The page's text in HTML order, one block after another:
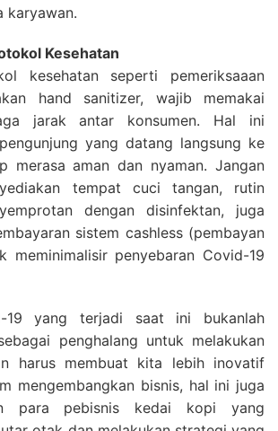
karyawan.
Kesehatan
kesehatan seperti pemeriksaaan
hand sanitizer, wajib memakai
jarak antar konsumen. Hal ini
yang datang langsung ke
merasa aman dan nyaman. Jangan
tempat cuci tangan, rutin
dengan disinfektan, juga
sistem cashless (pembayan
meminimalisir penyebaran Covid-19
19 yang terjadi saat ini bukanlah
penghalang untuk melakukan
harus membuat kita lebih inovatif
mengembangkan bisnis, hal ini juga
para pebisnis kedai kopi yang